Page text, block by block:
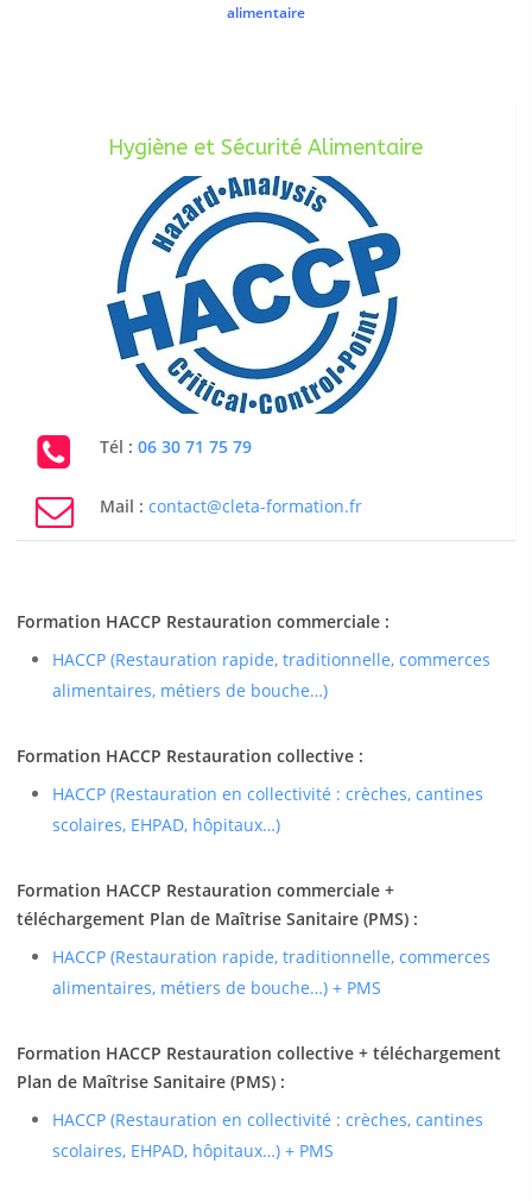
alimentaire
Hygiène et Sécurité Alimentaire
Tél : 06 30 71 75 79
Mail : contact@cleta-formation.fr
Formation HACCP Restauration commerciale :
HACCP (Restauration rapide, traditionnelle, commerces
alimentaires, métiers de bouche…)
Formation HACCP Restauration collective :
HACCP (Restauration en collectivité : crèches, cantines
scolaires, EHPAD, hôpitaux…)
Formation HACCP Restauration commerciale +
téléchargement Plan de Maîtrise Sanitaire (PMS) :
HACCP (Restauration rapide, traditionnelle, commerces
alimentaires, métiers de bouche…) + PMS
Formation HACCP Restauration collective + téléchargement
Plan de Maîtrise Sanitaire (PMS) :
HACCP (Restauration en collectivité : crèches, cantines
scolaires, EHPAD, hôpitaux…) + PMS